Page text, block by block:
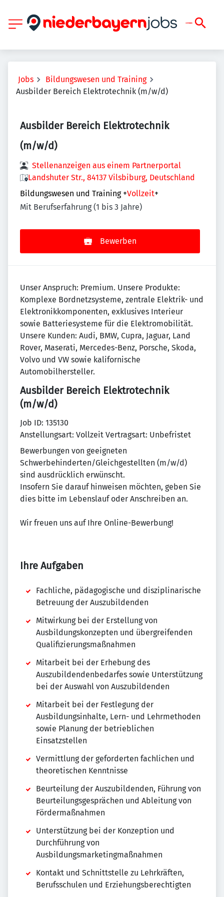
Jobs
Bildungswesen und Training
Ausbilder Bereich Elektrotechnik (m/w/d)
Ausbilder Bereich Elektrotechnik
(m/w/d)
Stellenanzeigen aus einem Partnerportal
Landshuter Str., 84137 Vilsbiburg, Deutschland
Bildungswesen und Training +Vollzeit+
Mit Berufserfahrung (1 bis 3 Jahre)
Bewerben
Unser Anspruch: Premium. Unsere Produkte:
Komplexe Bordnetzsysteme, zentrale Elektrik- und
Elektronikkomponenten, exklusives Interieur
sowie Batteriesysteme für die Elektromobilität.
Unsere Kunden: Audi, BMW, Cupra, Jaguar, Land
Rover, Maserati, Mercedes-Benz, Porsche, Skoda,
Volvo und VW sowie kalifornische
Automobilhersteller.
Ausbilder Bereich Elektrotechnik
(m/w/d)
Job ID: 135130
Anstellungsart: Vollzeit Vertragsart: Unbefristet
Bewerbungen von geeigneten
Schwerbehinderten/Gleichgestellten (m/w/d)
sind ausdrücklich erwünscht.
Insofern Sie darauf hinweisen möchten, geben Sie
dies bitte im Lebenslauf oder Anschreiben an.
Wir freuen uns auf Ihre Online-Bewerbung!
Ihre Aufgaben
Fachliche, pädagogische und disziplinarische
Betreuung der Auszubildenden
Mitwirkung bei der Erstellung von
Ausbildungskonzepten und übergreifenden
Qualifizierungsmaßnahmen
Mitarbeit bei der Erhebung des
Auszubildendenbedarfes sowie Unterstützung
bei der Auswahl von Auszubildenden
Mitarbeit bei der Festlegung der
Ausbildungsinhalte, Lern- und Lehrmethoden
sowie Planung der betrieblichen
Einsatzstellen
Vermittlung der geforderten fachlichen und
theoretischen Kenntnisse
Beurteilung der Auszubildenden, Führung von
Beurteilungsgesprächen und Ableitung von
Fördermaßnahmen
Unterstützung bei der Konzeption und
Durchführung von
Ausbildungsmarketingmaßnahmen
Kontakt und Schnittstelle zu Lehrkräften,
Berufsschulen und Erziehungsberechtigten